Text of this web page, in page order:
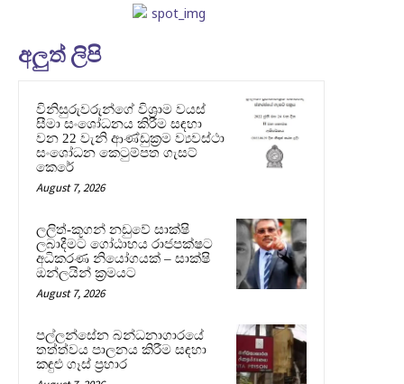
අලුත් ලිපි
විනිසුරුවරුන්ගේ විශ්‍රාම වයස්
සීමා සංශෝධනය කිරීම සඳහා
වන 22 වැනි ආණ්ඩුක්‍රම ව්‍යවස්ථා
සංශෝධන කෙටුම්පත ගැසට්
කෙරේ
August 7, 2026
ලලිත්-කූගන් නඩුවේ සාක්ෂි
ලබාදීමට ගෝඨාභය රාජපක්ෂට
අධිකරණ නියෝගයක් – සාක්ෂි
ඔන්ලයින් ක්‍රමයට
August 7, 2026
පල්ලන්සේන බන්ධනාගාරයේ
තත්ත්වය පාලනය කිරීම සඳහා
කඳුළු ගෑස් ප්‍රහාර